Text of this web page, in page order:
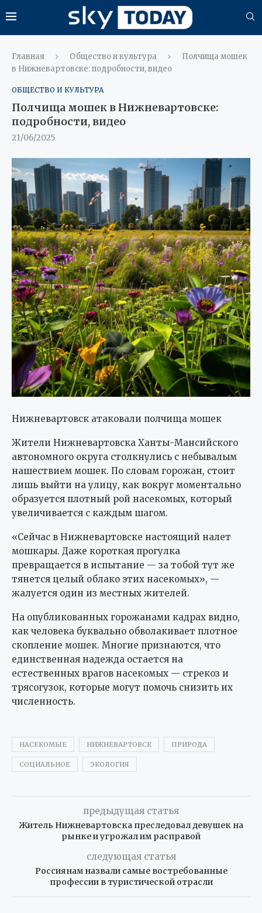
Главная Общество и культура
Полчища мошек
в Нижневартовске: подробности, видео
ОБЩЕСТВО И КУЛЬТУРА
Полчища мошек в Нижневартовске:
подробности, видео
21/06/2025
Нижневартовск атаковали полчища мошек
Жители Нижневартовска Ханты-Мансийского
автономного округа столкнулись с небывалым
нашествием мошек. По словам горожан, стоит
лишь выйти на улицу, как вокруг моментально
образуется плотный рой насекомых, который
увеличивается с каждым шагом.
«Сейчас в Нижневартовске настоящий налет
мошкары. Даже короткая прогулка
превращается в испытание — за тобой тут же
тянется целый облако этих насекомых», —
жалуется один из местных жителей.
На опубликованных горожанами кадрах видно,
как человека буквально обволакивает плотное
скопление мошек. Многие признаются, что
единственная надежда остается на
естественных врагов насекомых — стрекоз и
трясогузок, которые могут помочь снизить их
численность.
НАСЕКОМЫЕ НИЖНЕВАРТОВСК ПРИРОДА
СОЦИАЛЬНОЕ ЭКОЛОГИЯ
предыдущая статья
Житель Нижневартовска преследовал девушек на
рынке и угрожал им расправой
следующая статья
Россиянам назвали самые востребованные
профессии в туристической отрасли